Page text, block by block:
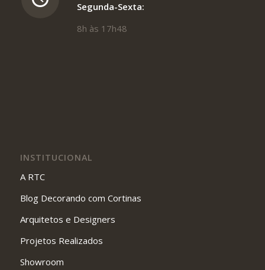
Segunda-Sexta:
8h às 17h48
INSTITUCIONAL
A RTC
Blog Decorando com Cortinas
Arquitetos e Designers
Projetos Realizados
Showroom